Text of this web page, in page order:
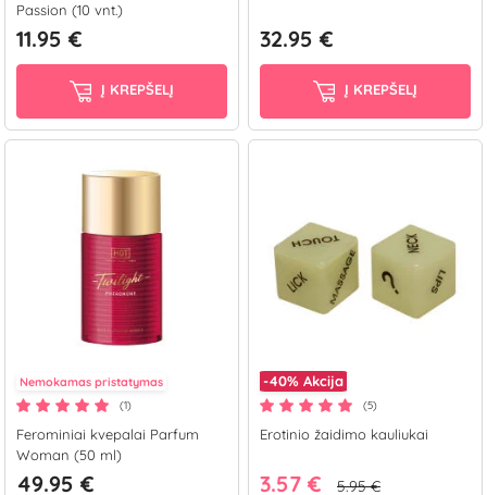
Passion (10 vnt.)
11.95 €
Į KREPŠELĮ
32.95 €
Į KREPŠELĮ
Nemokamas pristatymas
(1)
Ferominiai kvepalai Parfum
Woman (50 ml)
49.95 €
-40% Akcija
(5)
Erotinio žaidimo kauliukai
3.57 € 5.95 €